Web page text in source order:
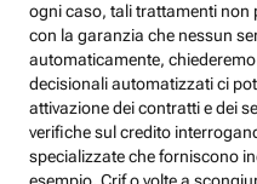
ogni caso, tali trattamenti non
con la garanzia che nessun
automaticamente,
decisionali automatizzati ci
attivazione dei contratti e dei
verifiche sul credito
specializzate che forniscono